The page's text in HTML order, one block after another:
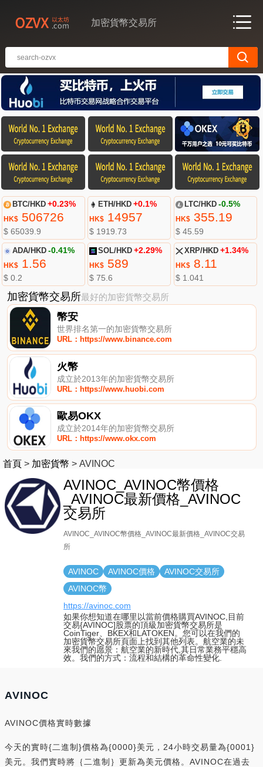
加密貨幣交易所
BTC/HKD +0.23%
HK$506726
$ 65039.9
ETH/HKD +0.1%
HK$ 14957
$ 1919.73
LTC/HKD -0.5%
HK$355.19
$ 45.59
ADA/HKD -0.41%
HK$1.56
$ 0.2
SOL/HKD +2.29%
HK$ 589
$ 75.6
XRP/HKD +1.34%
HK$8.11
$ 1.041
加密貨幣交易所最好的加密貨幣交易所
幣安
世界排名第一的加密貨幣交易所
URL：https://www.binance.com
火幣
成立於2013年的加密貨幣交易所
URL：https://www.huobi.com
歐易OKX
成立於2014年的加密貨幣交易所
URL：https://www.okx.com
首頁 > 加密貨幣 > AVINOC
AVINOC_AVINOC幣價格
_AVINOC最新價格_AVINOC
交易所
AVINOC_AVINOC幣價格_AVINOC最新價格_AVINOC交易
所
AVINOC AVINOC價格
AVINOC交易所
AVINOC幣
https://avinoc.com
如果你想知道在哪里以當前價格購買AVINOC,目前
交易{AVINOC]股票的頂級加密貨幣交易所是
CoinTiger、BKEX和LATOKEN。您可以在我們的
加密貨幣交易所頁面上找到其他列表。航空業的未
來我們的愿景：航空業的新時代,其日常業務平穩高
效。我們的方式：流程和結構的革命性變化.
AVINOC
AVINOC價格實時數據
今天的實時{二進制}價格為{0000}美元，24小時交易量為{0001}
美元。我們實時將｛二進制｝更新為美元價格。AVINOC在過去